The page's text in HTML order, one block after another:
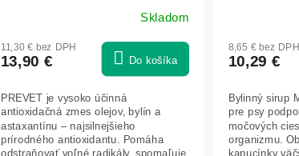
Skladom
11,30 € bez DPH
13,90 € Do košíka
PREVET je vysoko účinná
antioxidačná zmes olejov, bylín a
astaxantínu – najsilnejšieho
prírodného antioxidantu. Pomáha
odstraňovať voľné radikály, spomaľuje
8,65 € bez DPH
10,29 €
Bylinný sirup
pre psy
močových
organizmu.
kapucínky